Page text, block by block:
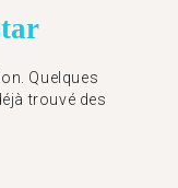
Quelques
trouvé des